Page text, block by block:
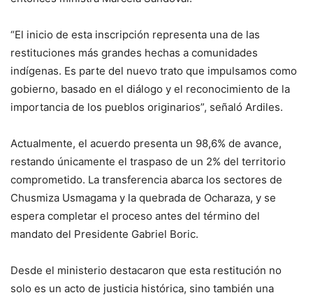
“El inicio de esta inscripción representa una de las
restituciones más grandes hechas a comunidades
indígenas. Es parte del nuevo trato que impulsamos como
gobierno, basado en el diálogo y el reconocimiento de la
importancia de los pueblos originarios”, señaló Ardiles.
Actualmente, el acuerdo presenta un 98,6% de avance,
restando únicamente el traspaso de un 2% del territorio
comprometido. La transferencia abarca los sectores de
Chusmiza Usmagama y la quebrada de Ocharaza, y se
espera completar el proceso antes del término del
mandato del Presidente Gabriel Boric.
Desde el ministerio destacaron que esta restitución no
solo es un acto de justicia histórica, sino también una